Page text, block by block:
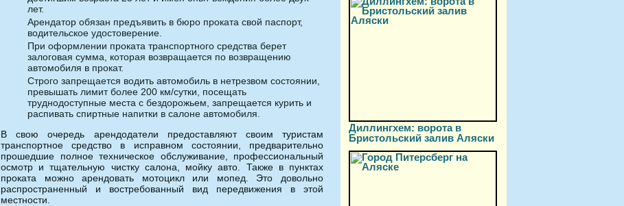
лет.
Арендатор обязан предъявить в бюро проката свой паспорт,
водительское удостоверение.
При оформлении проката транспортного средства берет
залоговая сумма, которая возвращается по возвращению
автомобиля в прокат.
Строго запрещается водить автомобиль в нетрезвом состоянии,
превышать лимит более 200 км/сутки, посещать
труднодоступные места с бездорожьем, запрещается курить и
распивать спиртные напитки в салоне автомобиля.
В свою очередь арендодатели предоставляют своим туристам
транспортное средство в исправном состоянии, предварительно
прошедшие полное техническое обслуживание, профессиональный
осмотр и тщательную чистку салона, мойку авто. Также в пунктах
проката можно арендовать мотоцикл или мопед. Это довольно
распространенный и востребованный вид передвижения в этой
местности.
Диллингхем: ворота в
Бристольский залив Аляски